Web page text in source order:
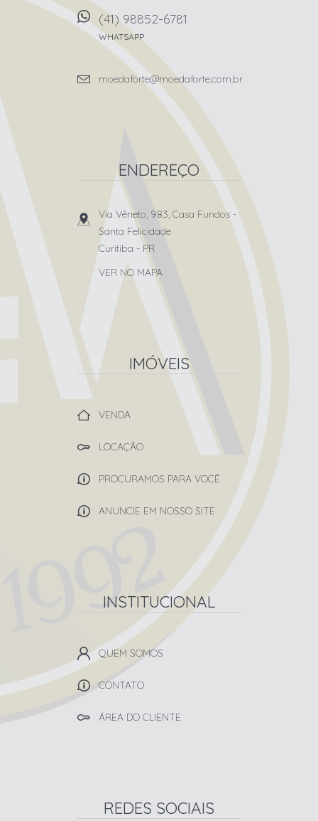
(41) 98852-6781
WHATSAPP
moedaforte@moedaforte.com.br
ENDEREÇO
Via Vêneto, 983, Casa Fundos -
Santa Felicidade
Curitiba - PR
VER NO MAPA
IMÓVEIS
VENDA
LOCAÇÃO
PROCURAMOS PARA VOCÊ
ANUNCIE EM NOSSO SITE
INSTITUCIONAL
QUEM SOMOS
CONTATO
ÁREA DO CLIENTE
REDES SOCIAIS